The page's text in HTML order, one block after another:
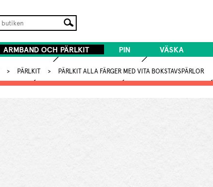
ARMBAND OCH PÄRLKIT PIN VÄSKA
> PÄRLKIT > PÄRLKIT ALLA FÄRGER MED VITA BOKSTAVSPÄRLOR